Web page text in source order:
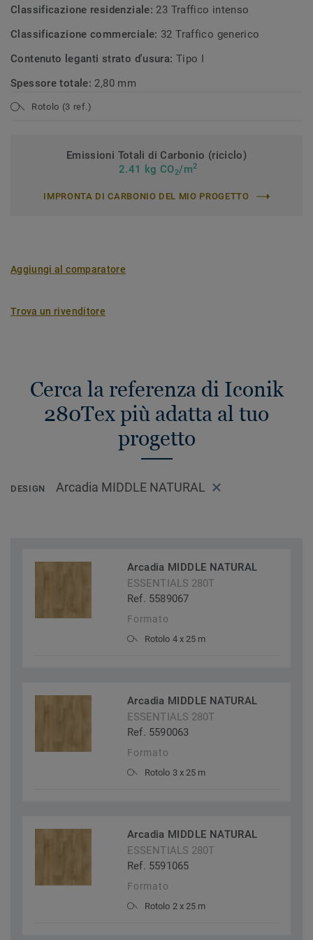
Classificazione residenziale: 23 Traffico intenso
Classificazione commerciale: 32 Traffico generico
Contenuto leganti strato d'usura: Tipo I
Spessore totale: 2,80 mm
Rotolo (3 ref.)
Emissioni Totali di Carbonio (riciclo)
2.41 kg CO2/m2
IMPRONTA DI CARBONIO DEL MIO PROGETTO
Aggiungi al comparatore
Trova un rivenditore
Cerca la referenza di Iconik
280Tex più adatta al tuo
progetto
DESIGN Arcadia MIDDLE NATURAL
Arcadia MIDDLE NATURAL
ESSENTIALS 280T
Ref. 5589067
Formato
Rotolo 4 x 25 m
Arcadia MIDDLE NATURAL
ESSENTIALS 280T
Ref. 5590063
Formato
Rotolo 3 x 25 m
Arcadia MIDDLE NATURAL
ESSENTIALS 280T
Ref. 5591065
Formato
Rotolo 2 x 25 m